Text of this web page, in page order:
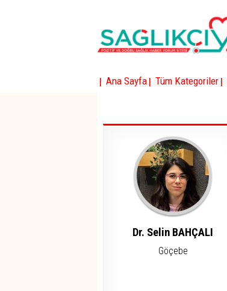
| Ana Sayfa | Tüm Kategoriler |
Dr. Selin BAHÇALI
Göçebe